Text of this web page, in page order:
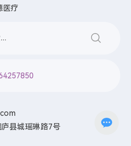
县城瑶琳路7号